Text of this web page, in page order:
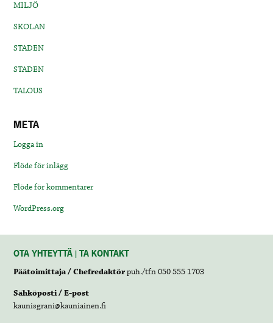
MILJÖ
SKOLAN
STADEN
STADEN
TALOUS
META
Logga in
Flöde för inlägg
Flöde för kommentarer
WordPress.org
OTA YHTEYTTÄ | TA KONTAKT
Päätoimittaja / Chefredaktörpuh./tfn 050 555 1703
Sähköposti / E-post
kaunisgrani@kauniainen.fi